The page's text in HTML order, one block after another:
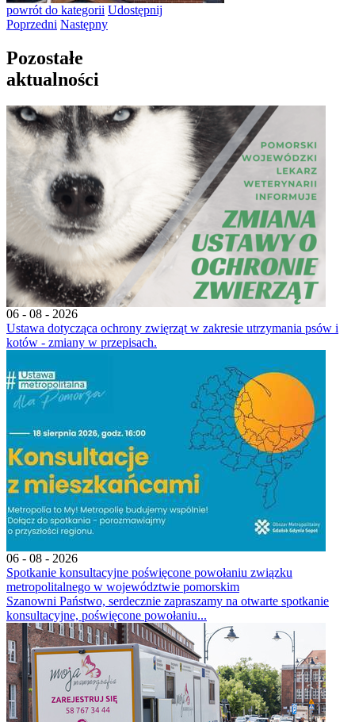
powrót do kategorii Udostępnij
Poprzedni Następny
Pozostałe
aktualności
06 - 08 - 2026
Ustawa dotycząca ochrony zwięrząt w zakresie utrzymania psów i
kotów - zmiany w przepisach.
06 - 08 - 2026
Spotkanie konsultacyjne poświęcone powołaniu związku
metropolitalnego w województwie pomorskim
Szanowni Państwo, serdecznie zapraszamy na otwarte spotkanie
konsultacyjne, poświęcone powołaniu...